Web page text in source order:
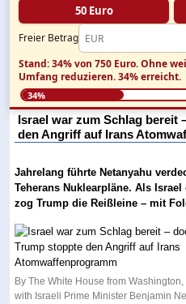
50 Euro
Freier Betrag
Stand: 34% von 750 Euro.Ohne
Umfang reduzieren.34% erreicht.
34%
Israel war zum Schlag bereit
den Angriff auf Irans
Jahrelang führte Netanyahu
Teherans Nuklearpläne. Als
zog Trump die Reißleine – mit
By The White House from
with Israeli Prime Minister Benjamin